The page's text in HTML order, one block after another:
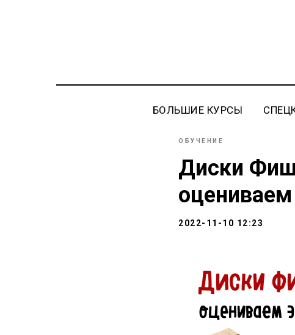
БОЛЬШИЕ КУРСЫ
ОБУЧЕНИЕ
Диски
2022-11-10 12:23